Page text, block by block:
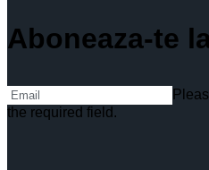
Aboneaza-te
the required field.